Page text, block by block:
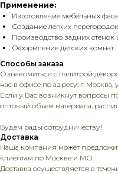
Применение:
Изготовление мебельных
Создание легких
Производство задних
Оформление детских комнат
Способы заказа
Ознакомиться с палитрой
нас в офисе по адресу: г.
Если у Вас возникнут вопросы
оптовый объем материала,
Будем рады сотрудничеству!
Доставка
Наша компания может
клиентам по Москве и МО.
Доставка осуществляется в